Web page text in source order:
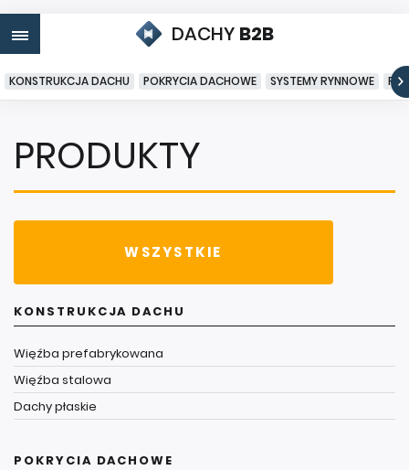
DACHY B2B
KONSTRUKCJA DACHU POKRYCIA DACHOWE SYSTEMY RYNNOWE
PRODUKTY
WSZYSTKIE
KONSTRUKCJA DACHU
Więźba prefabrykowana
Więźba stalowa
Dachy płaskie
POKRYCIA DACHOWE